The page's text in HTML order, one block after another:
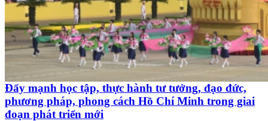
Đẩy mạnh học tập, thực hành tư tưởng, đạo đức,
phương pháp, phong cách Hồ Chí Minh trong giai
đoạn phát triển mới